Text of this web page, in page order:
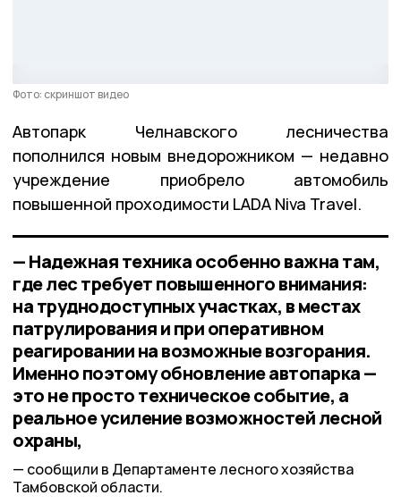
Фото: скриншот видео
Автопарк Челнавского лесничества
пополнился новым внедорожником — недавно
учреждение приобрело автомобиль
повышенной проходимости LADA Niva Travel.
— Надежная техника особенно важна там,
где лес требует повышенного внимания:
на труднодоступных участках, в местах
патрулирования и при оперативном
реагировании на возможные возгорания.
Именно поэтому обновление автопарка —
это не просто техническое событие, а
реальное усиление возможностей лесной
охраны,
сообщили в Департаменте лесного хозяйства
Тамбовской области.